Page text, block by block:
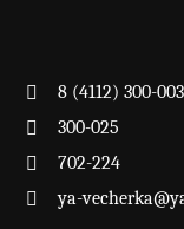
8 (4112) 300-003
300-025
702-224
ya-